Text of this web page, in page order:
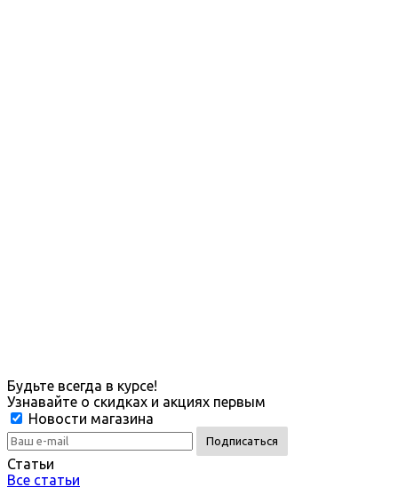
Будьте всегда в курсе!
Узнавайте о скидках и акциях первым
Новости магазина
Статьи
Все статьи